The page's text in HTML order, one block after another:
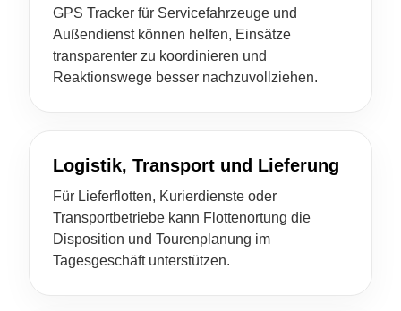
GPS Tracker für Servicefahrzeuge und
Außendienst können helfen, Einsätze
transparenter zu koordinieren und
Reaktionswege besser nachzuvollziehen.
Logistik, Transport und Lieferung
Für Lieferflotten, Kurierdienste oder
Transportbetriebe kann Flottenortung die
Disposition und Tourenplanung im
Tagesgeschäft unterstützen.